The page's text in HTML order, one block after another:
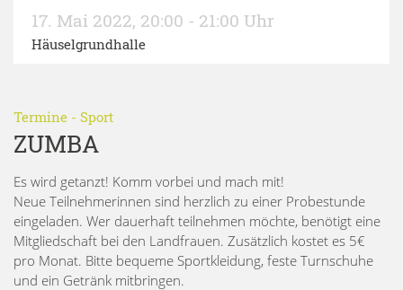
17. Mai 2022, 20:00 - 21:00 Uhr
Häuselgrundhalle
Termine - Sport
ZUMBA
Es wird getanzt! Komm vorbei und mach mit!
Neue Teilnehmerinnen sind herzlich zu einer Probestunde
eingeladen. Wer dauerhaft teilnehmen möchte, benötigt eine
Mitgliedschaft bei den Landfrauen. Zusätzlich kostet es 5€
pro Monat. Bitte bequeme Sportkleidung, feste Turnschuhe
und ein Getränk mitbringen.